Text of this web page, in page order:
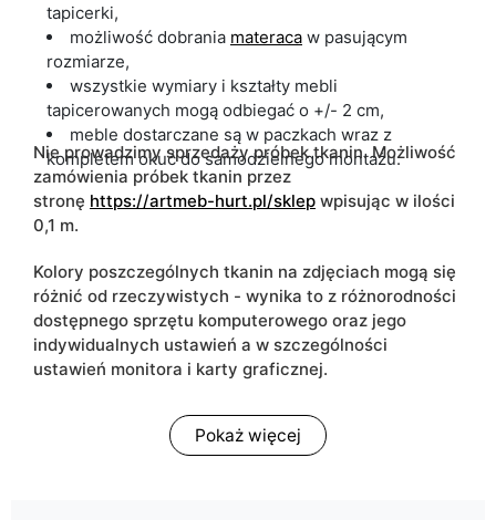
tapicerki,
możliwość dobrania materaca w pasującym
rozmiarze,
wszystkie wymiary i kształty mebli
tapicerowanych mogą odbiegać o +/- 2 cm,
meble dostarczane są w paczkach wraz z
kompletem okuć do samodzielnego montażu.
Nie prowadzimy sprzedaży próbek tkanin. Możliwość
zamówienia próbek tkanin przez
stronę https://artmeb-hurt.pl/sklep wpisując w ilości
0,1 m.
Kolory poszczególnych tkanin na zdjęciach mogą się
różnić od rzeczywistych - wynika to z różnorodności
dostępnego sprzętu komputerowego oraz jego
indywidualnych ustawień a w szczególności
ustawień monitora i karty graficznej.
Pokaż więcej